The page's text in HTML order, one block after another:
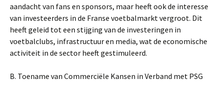
aandacht van fans en sponsors, maar heeft ook de interesse
van investeerders in de Franse voetbalmarkt vergroot. Dit
heeft geleid tot een stijging van de investeringen in
voetbalclubs, infrastructuur en media, wat de economische
activiteit in de sector heeft gestimuleerd.
B. Toename van Commerciële Kansen in Verband met PSG